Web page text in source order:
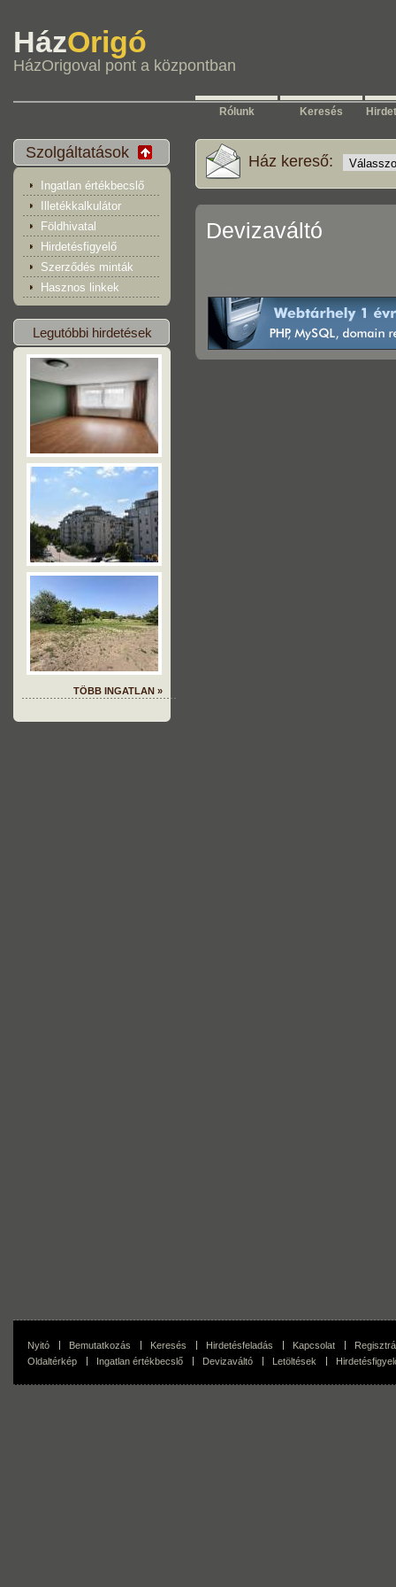
HázOrigó
HázOrigoval pont a központban
Rólunk Keresés
Szolgáltatások
Ingatlan értékbecslő
Illetékkalkulátor
Földhivatal
Hirdetésfigyelő
Szerződés minták
Hasznos linkek
Legutóbbi hirdetések
TÖBB INGATLAN »
Ház kereső:
Devizaváltó
Nyitó Bemutatkozás Keresés Hirdetésfeladás Kapcsolat
Oldaltérkép
Ingatlan értékbecslő Devizaváltó Letöltések